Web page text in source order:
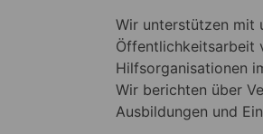
Wir unterstützen mit
Öffentlichkeitsarbeit
Hilfsorganisationen
Wir berichten über
Ausbildungen und